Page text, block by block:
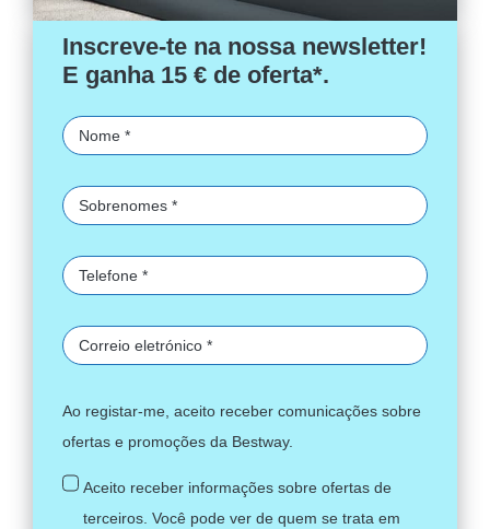
Inscreve-te na nossa newsletter!
E ganha 15 € de oferta*.
Ao registar-me, aceito receber comunicações sobre
ofertas e promoções da Bestway.
Aceito receber informações sobre ofertas de
terceiros. Você pode ver de quem se trata em